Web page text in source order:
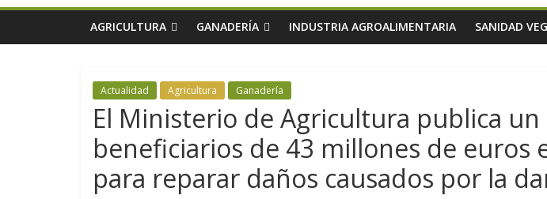
AGRICULTURA GANADERÍA INDUSTRIA AGROALIMENTARIA SANIDAD
Actualidad Agricultura Ganadería
El Ministerio de Agricultura publica
beneficiarios de 43 millones de euros
para reparar daños causados por la